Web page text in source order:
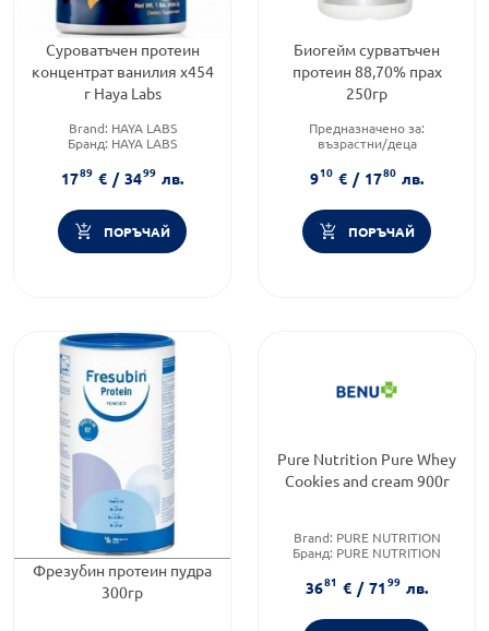
Суроватъчен протеин
концентрат ванилия x454
г Haya Labs
Brand: HAYA LABS
Бранд: HAYA LABS
1789 € / 3499 лв.
ПОРЪЧАЙ
Биогейм сурватъчен
протеин 88,70% прах
250гр
Предназначено за:
възрастни/деца
Форма на продукта:прах
910 € / 1780 лв.
ПОРЪЧАЙ
Фрезубин протеин пудра
300гр
Pure Nutrition Pure Whey
Cookies and cream 900г
Brand: PURE NUTRITION
Бранд: PURE NUTRITION
3681 € / 7199 лв.